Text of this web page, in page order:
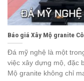
Báo giá Xây Mộ granite
Đá mỹ nghệ là một
việc xây dựng mộ, đặc
Mộ granite không chỉ